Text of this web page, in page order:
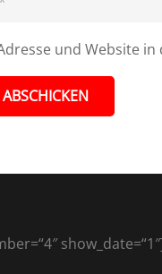
und Website